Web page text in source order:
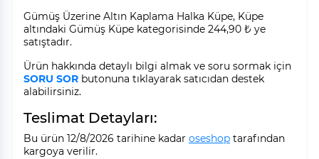
Gümüş Üzerine Altın Kaplama Halka Küpe, Küpe
altındaki Gümüş Küpe kategorisinde 244,90 ₺ ye
satıştadır.
Ürün hakkında detaylı bilgi almak ve soru sormak için
SORU SOR butonuna tıklayarak satıcıdan destek
alabilirsiniz.
Teslimat Detayları:
Bu ürün 12/8/2026 tarihine kadar oseshop tarafından
kargoya verilir.